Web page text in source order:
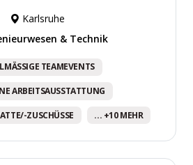
Karlsruhe
& Technik
TEAMEVENTS
ARBEITSAUSSTATTUNG
ZUSCHÜSSE ... +10 MEHR